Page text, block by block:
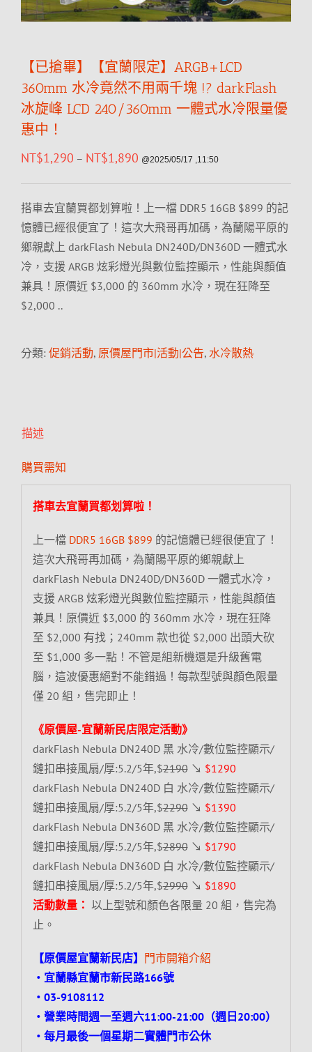
【已搶畢】【宜蘭限定】ARGB+LCD
360mm 水冷竟然不用兩千塊 !? darkFlash
冰旋峰 LCD 240/360mm 一體式水冷限量優
惠中！
NT$1,290 – NT$1,890 @2025/05/17 ,11:50
搭車去宜蘭買都划算啦！上一檔 DDR5 16GB $899 的記
憶體已經很便宜了！這次大飛哥再加碼，為蘭陽平原的
鄉親獻上 darkFlash Nebula DN240D/DN360D 一體式水
冷，支援 ARGB 炫彩燈光與數位監控顯示，性能與顏值
兼具！原價近 $3,000 的 360mm 水冷，現在狂降至
$2,000 ..
分類: 促銷活動, 原價屋門市|活動|公告, 水冷散熱
描述
購買需知
搭車去宜蘭買都划算啦！
上一檔 DDR5 16GB $899 的記憶體已經很便宜了！
這次大飛哥再加碼，為蘭陽平原的鄉親獻上
darkFlash Nebula DN240D/DN360D 一體式水冷，
支援 ARGB 炫彩燈光與數位監控顯示，性能與顏值
兼具！原價近 $3,000 的 360mm 水冷，現在狂降
至 $2,000 有找；240mm 款也從 $2,000 出頭大砍
至 $1,000 多一點！不管是組新機還是升級舊電
腦，這波優惠絕對不能錯過！每款型號與顏色限量
僅 20 組，售完即止！
《原價屋-宜蘭新民店限定活動》
darkFlash Nebula DN240D 黑 水冷/數位監控顯示/
鏈扣串接風扇/厚:5.2/5年,$2190↘ $1290
darkFlash Nebula DN240D 白 水冷/數位監控顯示/
鏈扣串接風扇/厚:5.2/5年,$2290↘ $1390
darkFlash Nebula DN360D 黑 水冷/數位監控顯示/
鏈扣串接風扇/厚:5.2/5年,$2890↘ $1790
darkFlash Nebula DN360D 白 水冷/數位監控顯示/
鏈扣串接風扇/厚:5.2/5年,$2990↘ $1890
活動數量： 以上型號和顏色各限量 20 組，售完為
止。
【原價屋宜蘭新民店】 門市開箱介紹
‧宜蘭縣宜蘭市新民路166號
‧03-9108112
‧營業時間週一至週六11:00-21:00（週日20:00）
‧每月最後一個星期二實體門市公休